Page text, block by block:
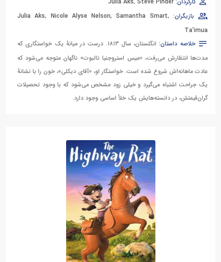
کارگردان:
Julia Aks, Steve Pinder
بازیگران:
Julia Aks, Nicole Alyse Nelson,Samantha Smart,
Ta'imua
خلاصه داستان:
انگلستان، سال ۱۸۱۳. درست در میانهٔ یک خواستگاری که
مدت‌ها انتظارش می‌رفت، «میس استروجنیا تالبوت» ناگهان متوجه می‌شود که
عادت ماهانه‌اش شروع شده است. خواستگار او، «آقای دیکلی»، خون را با نشانهٔ
یک جراحت اشتباه می‌گیرد و خیلی زود مشخص می‌شود که با وجود تحصیلات
گران‌قیمتش، در دانسته‌هایش یک خلأ اساسی وجود دارد.